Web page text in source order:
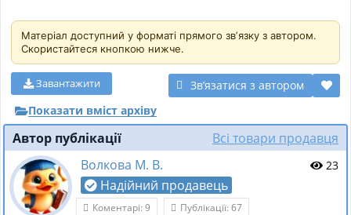
Матеріал доступний у форматі прямого звʼязку з автором.
Скористайтеся кнопкою нижче.
Звʼязатися з автором
Завантажити
Показати вміст архіву
Автор публікації
Всі товари продавця
Волкова М. В.
Надійний продавець
23
Коментарі: 9
Публікації: 67